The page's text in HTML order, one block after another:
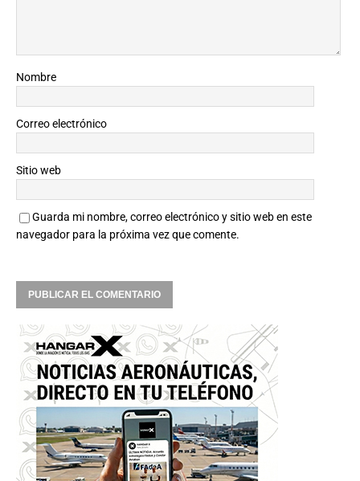
Nombre
Correo electrónico
Sitio web
Guarda mi nombre, correo electrónico y sitio web en este
navegador para la próxima vez que comente.